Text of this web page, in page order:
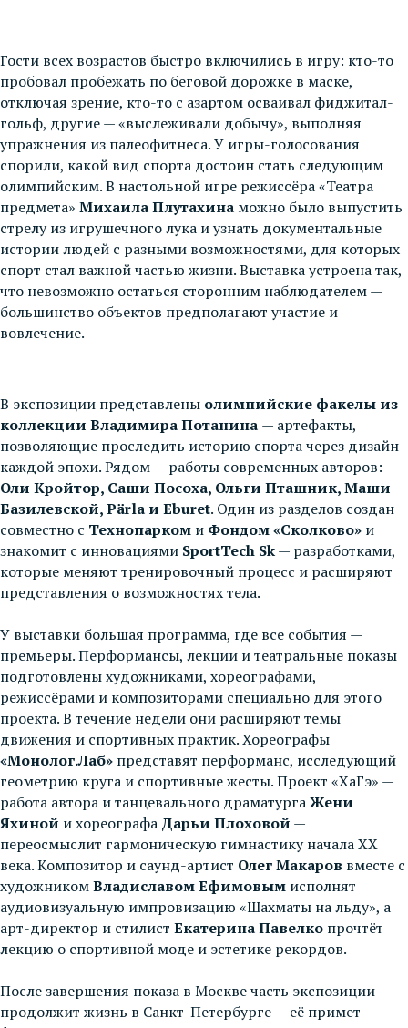
Гости всех возрастов быстро включились в игру: кто-то
пробовал пробежать по беговой дорожке в маске,
отключая зрение, кто-то с азартом осваивал фиджитал-
гольф, другие — «выслеживали добычу», выполняя
упражнения из палеофитнеса. У игры-голосования
спорили, какой вид спорта достоин стать следующим
олимпийским. В настольной игре режиссёра «Театра
предмета» Михаила Плутахина можно было выпустить
стрелу из игрушечного лука и узнать документальные
истории людей с разными возможностями, для которых
спорт стал важной частью жизни. Выставка устроена так,
что невозможно остаться сторонним наблюдателем —
большинство объектов предполагают участие и
вовлечение.
В экспозиции представлены олимпийские факелы из
коллекции Владимира Потанина — артефакты,
позволяющие проследить историю спорта через дизайн
каждой эпохи. Рядом — работы современных авторов:
Оли Кройтор, Саши Посоха, Ольги Пташник, Маши
Базилевской, Pärla и Eburet. Один из разделов создан
совместно с Технопарком и Фондом «Сколково» и
знакомит с инновациями SportTech Sk— разработками,
которые меняют тренировочный процесс и расширяют
представления о возможностях тела.
У выставки большая программа, где все события —
премьеры. Перформансы, лекции и театральные показы
подготовлены художниками, хореографами,
режиссёрами и композиторами специально для этого
проекта. В течение недели они расширяют темы
движения и спортивных практик. Хореографы
«Монолог.Лаб» представят перформанс, исследующий
геометрию круга и спортивные жесты. Проект «ХаГэ» —
работа автора и танцевального драматургаЖени
Яхиной и хореографа Дарьи Плоховой —
переосмыслит гармоническую гимнастику начала XX
века. Композитор и саунд-артист Олег Макаров вместе с
художникомВладиславом Ефимовым исполнят
аудиовизуальную импровизацию «Шахматы на льду», а
арт-директор и стилист Екатерина Павелко прочтёт
лекцию о спортивной моде и эстетике рекордов.
После завершения показа в Москве часть экспозиции
продолжит жизнь в Санкт-Петербурге — её примет